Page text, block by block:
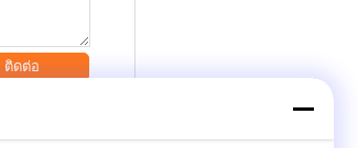
ติดต่อ